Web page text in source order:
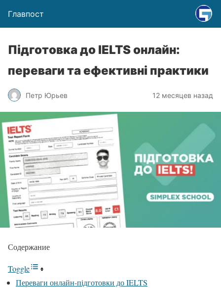
Главпост
Підготовка до IELTS онлайн:
переваги та ефективні практики
Петр Юрьев 12 месяцев назад
Содержание
Toggle
Переваги онлайн-підготовки до IELTS